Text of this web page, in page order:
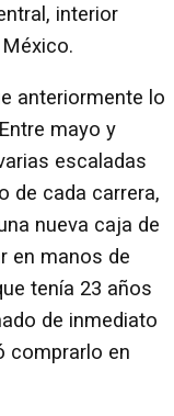
interior
anteriormente lo
mayo y
escaladas
de cada carrera,
nueva caja de
en manos de
tenía 23 años
de inmediato
comprarlo en